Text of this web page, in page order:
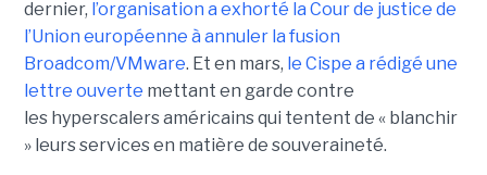
dernier, l’organisation a exhorté la Cour de justice de
l’Union européenne à annuler la fusion
Broadcom/VMware. Et en mars, le Cispe a rédigé une
lettre ouverte mettant en garde contre
les hyperscalers américains qui tentent de « blanchir
» leurs services en matière de souveraineté.